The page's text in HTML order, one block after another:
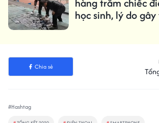
học sinh, lý do
Chia sẻ
#Hashtag